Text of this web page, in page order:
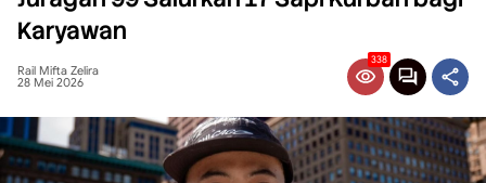
Karyawan
Rail Mifta Zelira
28 Mei 2026
338